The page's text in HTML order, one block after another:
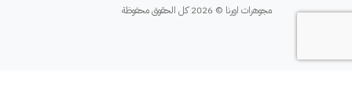
مجوهرات اورنا © 2026 كل الحقوق محفوظة